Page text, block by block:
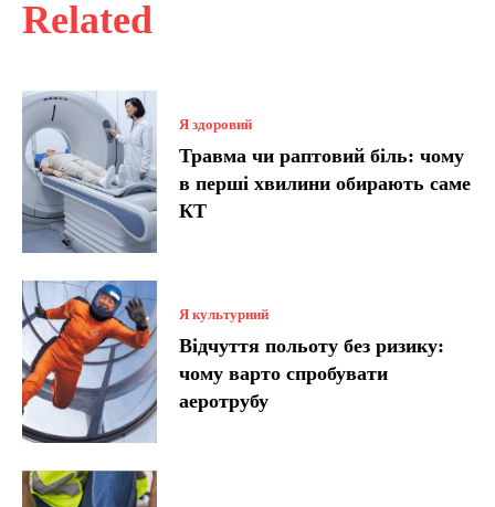
Related
Я здоровий
Травма чи раптовий біль: чому
в перші хвилини обирають саме
КТ
Я культурний
Відчуття польоту без ризику:
чому варто спробувати
аеротрубу